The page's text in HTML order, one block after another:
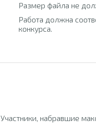
Размер файла не
Работа должна
конкурса.
Участники, набравшие